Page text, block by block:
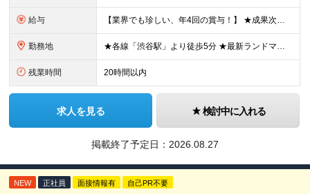
給与 【業界でも珍しい、年4回の賞与！】 ★成果次第でスピード昇給可 →20代で年収700万〜900万超も！ ■未経験：月給26〜30万円＋賞与年4回（業績による）＋各種手当 ※経験・スキルを考慮して決定
勤務地 ★各線「渋谷駅」より徒歩5分 ★最新ランドマークオフィスです！ ★転勤はありません 【本社】 東京都渋谷区道玄坂2-25-12 道玄坂通 dogenzaka-dori 5階 ※(変更の範囲)上記を除
残業時間 20時間以内
求人を見る 検討中に入れる
掲載終了予定日： 2026.08.27
NEW 正社員 面接情報有 自己PR不要